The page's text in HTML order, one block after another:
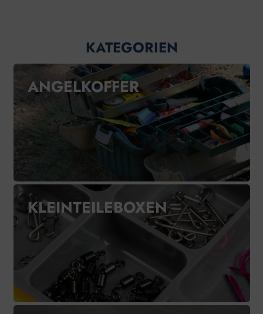
KATEGORIEN
ANGELKOFFER
KLEINTEILEBOXEN